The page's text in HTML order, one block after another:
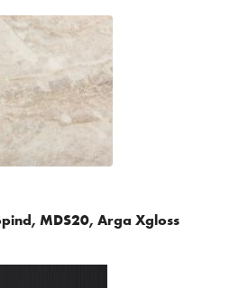
MDS20, Arga Xgloss